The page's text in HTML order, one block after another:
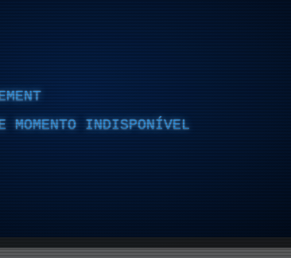
MOMENTO INDISPONÍVEL